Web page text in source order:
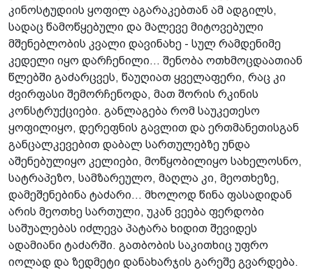
კინოსტუდიის ყოფილ აგარაკებთან ამ ადგილს,
სადაც წამოწყებული და მალევე მიტოვებული
მშენებლობის კვალი­ დავინახე - სულ რამდენიმე
კედელი იყო დარჩენილი... შენობა­ ოთხმოცდაათიან
წლებში გაძარცვეს, წაუღიათ ყველაფერი, რაც კი
ძვირფასი შემორჩენოდა, მათ შორის რკინის
კონსტრუქციები.­ განლაგება რომ საუკეთესო
ყოფილიყო, დერეფნის გავლით და ერთმანეთისგან
განცალკევებით დაბალ სართულებზე უნდა
აშენებულიყო კელიები, მოწყობილიყო სახელოსნო,
სატრაპეზო, სამზარეულო, მაღლა კი, მეოთხეზე,
დამეშენებინა ტაძარი... მხოლოდ წინა ფასადიდან
არის მეოთხე სართული, უკან ვეება ფერდობი
საშუალებას იძლევა პატარა ხიდით შევიდეს
ადამიანი­ ტაძარში. გათბობის საკითხიც უფრო
იოლად და ზედმეტი დანახარჯის გარეშე გვარდება.